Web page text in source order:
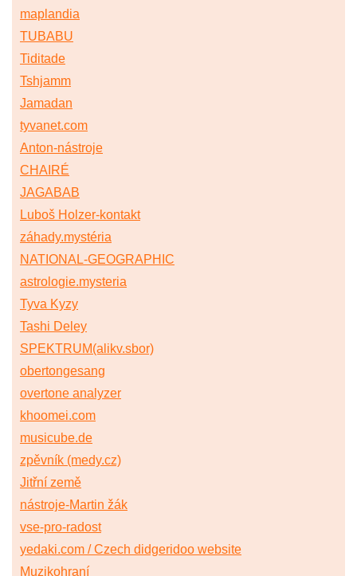
maplandia
TUBABU
Tiditade
Tshjamm
Jamadan
tyvanet.com
Anton-nástroje
CHAIRÉ
JAGABAB
Luboš Holzer-kontakt
záhady.mystéria
NATIONAL-GEOGRAPHIC
astrologie.mysteria
Tyva Kyzy
Tashi Deley
SPEKTRUM(alikv.sbor)
obertongesang
overtone analyzer
khoomei.com
musicube.de
zpěvník (medy.cz)
Jitřní země
nástroje-Martin žák
vse-pro-radost
yedaki.com / Czech didgeridoo website
Muzikohraní